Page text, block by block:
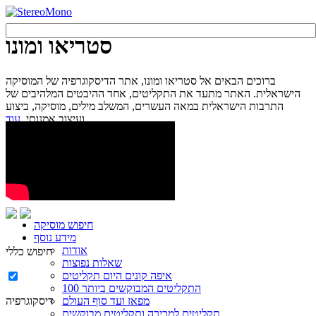
סטריאו ומונו
ברוכים הבאים אל סטריאו ומונו, אתר הדיסקוגרפיה של המוסיקה
הישראלית. האתר מתעד את התקליטים, אחד ההיבטים המלהיבים של
התרבות הישראלית במאה העשרים, המשלב מילים, מוסיקה, ביצוע
ועיצוב אמנותי.עוד...
חיפוש מוסיקה
מידע נוסף
אודות
שאלות נפוצות
איפה קונים היום תקליטים
100 התקליטים המבוקשים ביותר
מפאז ועד סוף העולם
תקליטים למכירה ותקליטים מבוקשים
חיפוש כללי
דיסקוגרפיה